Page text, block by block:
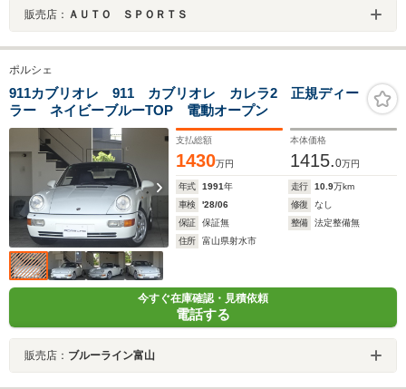
販売店： ＡＵＴＯ ＳＰＯＲＴＳ
ポルシェ
911カブリオレ 911 カブリオレ カレラ2 正規ディー
ラー ネイビーブルーTOP 電動オープン
支払総額
1430万円
本体価格
1415.0万円
年式 1991年 走行 10.9万km
車検
'28/06 修復
なし
保証
保証無 整備
法定整備無
住所
富山県射水市
今すぐ在庫確認・見積依頼
電話する
販売店： ブルーライン富山